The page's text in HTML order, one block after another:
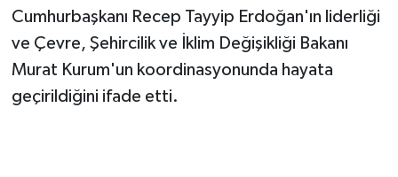
Cumhurbaşkanı Recep Tayyip Erdoğan'ın liderliği
ve Çevre, Şehircilik ve İklim Değişikliği Bakanı
Murat Kurum'un koordinasyonunda hayata
geçirildiğini ifade etti.